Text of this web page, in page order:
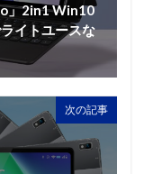
」2in1 Win10
イトユースな
次の記事